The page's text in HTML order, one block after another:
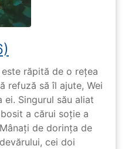
răpită de o rețea
refuză să îl ajute, Wei
ei. Singurul său aliat
a cărui soție a
de dorința de
cei doi